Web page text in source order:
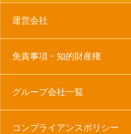
運営会社
免責事項・知的財産権
グループ会社一覧
コンプライアンスポリシー